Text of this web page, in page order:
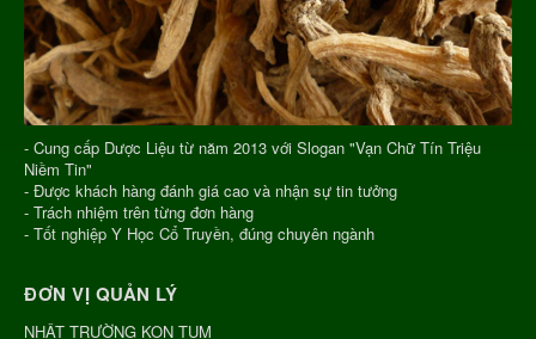
- Cung cấp Dược Liệu từ năm 2013 với Slogan "Vạn Chữ Tín Triệu
Niềm Tin"
- Được khách hàng đánh giá cao và nhận sự tin tưởng
- Trách nhiệm trên từng đơn hàng
- Tốt nghiệp Y Học Cổ Truyền, đúng chuyên ngành
ĐƠN VỊ QUẢN LÝ
NHẬT TRƯỜNG KON TUM